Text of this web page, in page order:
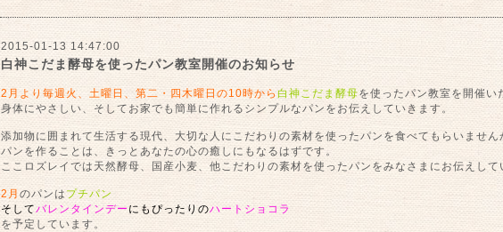
2015-01-13 14:47:00
白神こだま酵母を使ったパン教室開催のお知らせ
2月より毎週火、土曜日、第二・四木曜日の10時から白神こだま酵母を使ったパン教室を開催い
身体にやさしい、そしてお家でも簡単に作れるシンプルなパンをお伝えしていきます。
添加物に囲まれて生活する現代、大切な人にこだわりの素材を使ったパンを食べてもらいません
パンを作ることは、きっとあなたの心の癒しにもなるはずです。
ここロズレイでは天然酵母、国産小麦、他こだわりの素材を使ったパンをみなさまにお伝えして
2月 のパンは プチパン
そしてバレンタインデー にもぴったりのハートショコラ
を予定しています。